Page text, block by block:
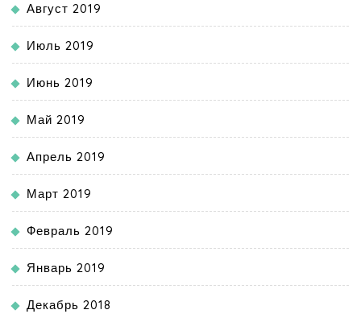
Август 2019
Июль 2019
Июнь 2019
Май 2019
Апрель 2019
Март 2019
Февраль 2019
Январь 2019
Декабрь 2018